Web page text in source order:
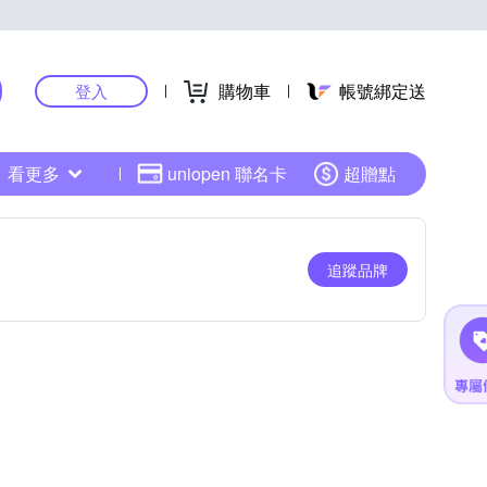
登入 購物車 帳號綁定送
看更多 uniopen 聯名卡 超贈點
追蹤品牌